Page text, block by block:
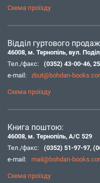
Схема проїзду
Відділ гуртового
46008, м. Тернопіль, вул.
Тел./факс:
(0352) 43-00-46,
e-mail:
zbut@bohdan-
Схема проїзду
Книга поштою:
46008, м. Тернопіль, А/С 529
Тел./факс:
(0352) 51-97-97,
e-mail:
mail@bohdan-
Схема проїзду